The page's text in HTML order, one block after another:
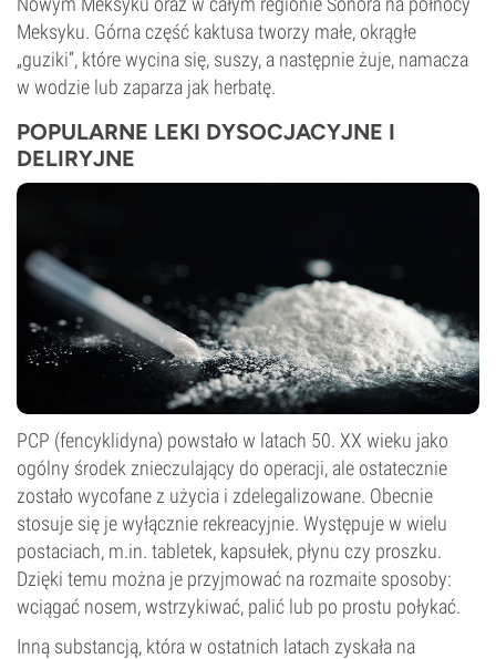
Meksyku. Górna część kaktusa tworzy małe, okrągłe
„guziki”, które wycina się, suszy, a następnie żuje, namacza
w wodzie lub zaparza jak herbatę.
POPULARNE LEKI DYSOCJACYJNE I
DELIRYJNE
PCP (fencyklidyna) powstało w latach 50. XX wieku jako
ogólny środek znieczulający do operacji, ale ostatecznie
zostało wycofane z użycia i zdelegalizowane. Obecnie
stosuje się je wyłącznie rekreacyjnie. Występuje w wielu
postaciach, m.in. tabletek, kapsułek, płynu czy proszku.
Dzięki temu można je przyjmować na rozmaite sposoby:
wciągać nosem, wstrzykiwać, palić lub po prostu połykać.
Inną substancją, która w ostatnich latach zyskała na